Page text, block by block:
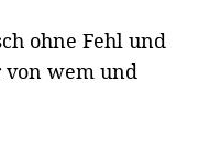
ohne Fehl und
von wem und